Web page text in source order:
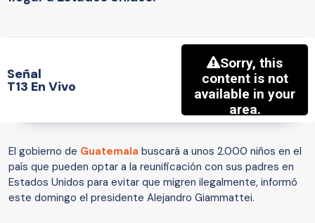
Señal
T13 En Vivo
El gobierno de Guatemala buscará a unos 2.000 niños en el
país que pueden optar a la reunificación con sus padres en
Estados Unidos para evitar que migren ilegalmente, informó
este domingo el presidente Alejandro Giammattei.